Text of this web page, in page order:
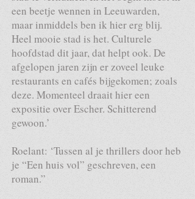
een beetje wennen in Leeuwarden,
maar inmiddels ben ik hier erg blij.
Heel mooie stad is het. Culturele
hoofdstad dit jaar, dat helpt ook. De
afgelopen jaren zijn er zoveel leuke
restaurants en cafés bijgekomen; zoals
deze. Momenteel draait hier een
expositie over Escher. Schitterend
gewoon.’
Roelant: ‘Tussen al je thrillers door heb
je “Een huis vol” geschreven, een
roman.”